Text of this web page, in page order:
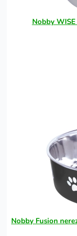
Nobby
Nobby Fusion